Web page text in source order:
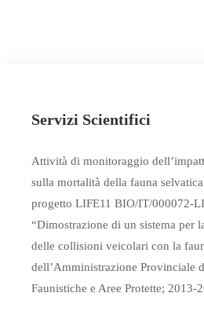
3
Servizi Scientifici
Attività di monitoraggio
sulla mortalità della fauna
progetto LIFE11 BIO/IT/000072-
“Dimostrazione di un sistema per
delle collisioni veicolari con la
dell’Amministrazione Provinciale
Faunistiche e Aree Protette; 2013-